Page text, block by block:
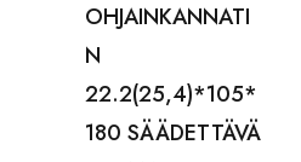
OHJAINKANNATI
N
22.2(25,4)*105*
180 SÄÄDETTÄVÄ